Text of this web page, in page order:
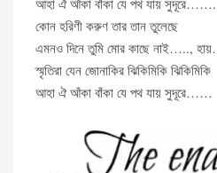
আহা ঐ আঁকা বাঁকা যে পথ যায় সুদূরে…….
কোন হরিণী করুণ তার তান তুলেছে
এমনও দিনে তুমি মোর কাছে নাই…..,
স্মৃতিরা যেন জোনাকির ঝিকিমিকি ঝিকিমিকি
আহা ঐ আঁকা বাঁকা যে পথ যায় সুদূরে……